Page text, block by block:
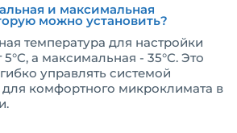
и максимальная
можно установить?
температура для настройки
5°C, а максимальная - 35°C. Это
управлять системой
комфортного микроклимата в